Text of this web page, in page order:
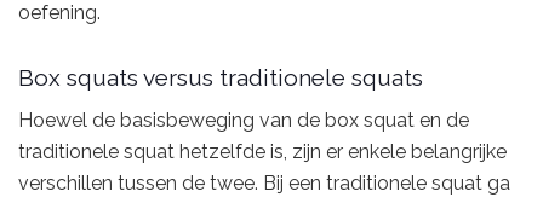
oefening.
Box squats versus traditionele squats
Hoewel de basisbeweging van de box squat en de
traditionele squat hetzelfde is, zijn er enkele belangrijke
verschillen tussen de twee. Bij een traditionele squat ga